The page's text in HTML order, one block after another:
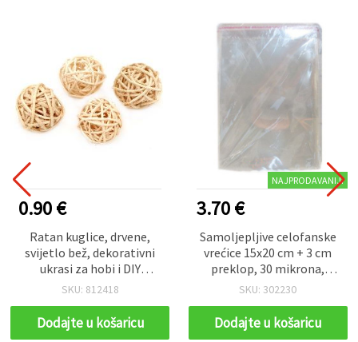
0.90 €
Ratan kuglice, drvene,
svijetlo bež, dekorativni
ukrasi za hobi i DIY
projekte, 30 mm - 4 kom
SKU: 812418
Dodajte u košaricu
NAJPRODAVANIJI
3.70 €
Samoljepljive celofanske
vrećice 15x20 cm + 3 cm
preklop, 30 mikrona,
prozirne – pakiranje 200
SKU: 302230
Dodajte u košaricu